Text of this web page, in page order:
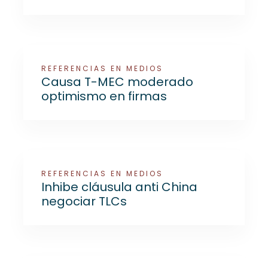
REFERENCIAS EN MEDIOS
Causa T-MEC moderado
optimismo en firmas
REFERENCIAS EN MEDIOS
Inhibe cláusula anti China
negociar TLCs